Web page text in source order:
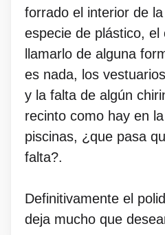
forrado el interior de
especie de plástico, el
llamarlo de alguna
es nada, los
y la falta de algún
recinto como hay en
piscinas, ¿que pasa
falta?.
Definitivamente el
deja mucho que